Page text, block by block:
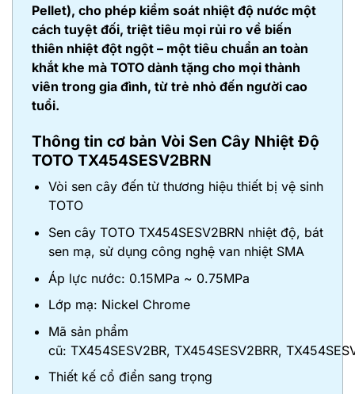
Pellet), cho phép kiểm soát nhiệt độ nước một
cách tuyệt đối, triệt tiêu mọi rủi ro về biến
thiên nhiệt đột ngột – một tiêu chuẩn an toàn
khắt khe mà TOTO dành tặng cho mọi thành
viên trong gia đình, từ trẻ nhỏ đến người cao
tuổi.
Thông tin cơ bản Vòi Sen Cây Nhiệt Độ
TOTO TX454SESV2BRN
Vòi sen cây đến từ thương hiệu thiết bị vệ sinh
TOTO
Sen cây TOTO TX454SESV2BRN nhiệt độ, bát
sen mạ, sử dụng công nghệ van nhiệt SMA
Áp lực nước: 0.15MPa ~ 0.75MPa
Lớp mạ: Nickel Chrome
Mã sản phẩm
cũ: TX454SESV2BR, TX454SESV2BRR,
Thiết kế cổ điển sang trọng